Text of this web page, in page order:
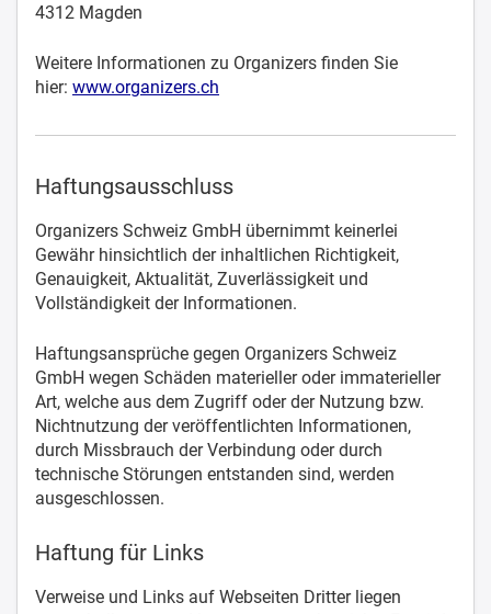
4312 Magden
Weitere Informationen zu Organizers finden Sie
hier: www.organizers.ch
Haftungsausschluss
Organizers Schweiz GmbH übernimmt keinerlei
Gewähr hinsichtlich der inhaltlichen Richtigkeit,
Genauigkeit, Aktualität, Zuverlässigkeit und
Vollständigkeit der Informationen.
Haftungsansprüche gegen Organizers Schweiz
GmbH wegen Schäden materieller oder immaterieller
Art, welche aus dem Zugriff oder der Nutzung bzw.
Nichtnutzung der veröffentlichten Informationen,
durch Missbrauch der Verbindung oder durch
technische Störungen entstanden sind, werden
ausgeschlossen.
Haftung für Links
Verweise und Links auf Webseiten Dritter liegen